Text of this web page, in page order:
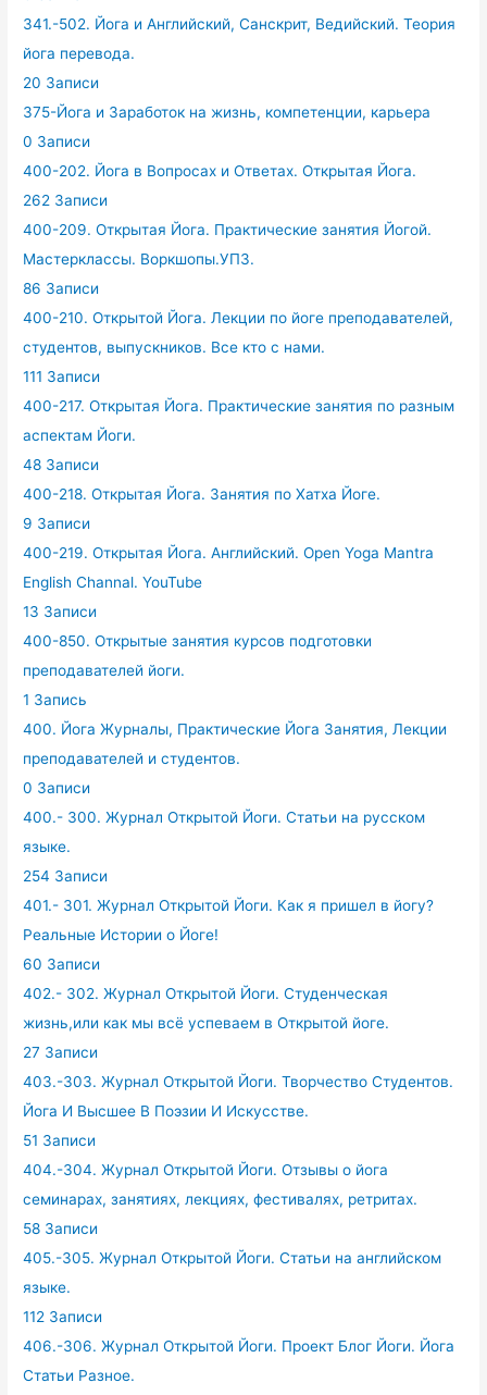
341.-502. Йога и Английский, Санскрит, Ведийский. Теория
йога перевода.
20 Записи
375-Йога и Заработок на жизнь, компетенции, карьера
0 Записи
400-202. Йога в Вопросах и Ответах. Открытая Йога.
262 Записи
400-209. Открытая Йога. Практические занятия Йогой.
Мастерклассы. Воркшопы.УПЗ.
86 Записи
400-210. Открытой Йога. Лекции по йоге преподавателей,
студентов, выпускников. Все кто с нами.
111 Записи
400-217. Открытая Йога. Практические занятия по разным
аспектам Йоги.
48 Записи
400-218. Открытая Йога. Занятия по Хатха Йоге.
9 Записи
400-219. Открытая Йога. Английский. Open Yoga Mantra
English Channal. YouTube
13 Записи
400-850. Открытые занятия курсов подготовки
преподавателей йоги.
1 Запись
400. Йога Журналы, Практические Йога Занятия, Лекции
преподавателей и студентов.
0 Записи
400.- 300. Журнал Открытой Йоги. Статьи на русском
языке.
254 Записи
401.- 301. Журнал Открытой Йоги. Как я пришел в йогу?
Реальные Истории о Йоге!
60 Записи
402.- 302. Журнал Открытой Йоги. Студенческая
жизнь,или как мы всё успеваем в Открытой йоге.
27 Записи
403.-303. Журнал Открытой Йоги. Творчество Студентов.
Йога И Высшее В Поэзии И Искусстве.
51 Записи
404.-304. Журнал Открытой Йоги. Отзывы о йога
семинарах, занятиях, лекциях, фестивалях, ретритах.
58 Записи
405.-305. Журнал Открытой Йоги. Статьи на английском
языке.
112 Записи
406.-306. Журнал Открытой Йоги. Проект Блог Йоги. Йога
Статьи Разное.